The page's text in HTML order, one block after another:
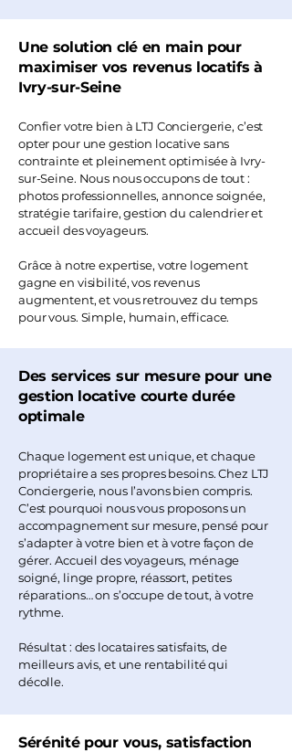
Une solution clé en main pour
maximiser vos revenus locatifs à
Ivry-sur-Seine
Confier votre bien à LTJ Conciergerie, c’est
opter pour une gestion locative sans
contrainte et pleinement optimisée à Ivry-
sur-Seine. Nous nous occupons de tout :
photos professionnelles, annonce soignée,
stratégie tarifaire, gestion du calendrier et
accueil des voyageurs.
Grâce à notre expertise, votre logement
gagne en visibilité, vos revenus
augmentent, et vous retrouvez du temps
pour vous. Simple, humain, efficace.
Des services sur mesure pour une
gestion locative courte durée
optimale
Chaque logement est unique, et chaque
propriétaire a ses propres besoins. Chez LTJ
Conciergerie, nous l’avons bien compris.
C’est pourquoi nous vous proposons un
accompagnement sur mesure, pensé pour
s’adapter à votre bien et à votre façon de
gérer. Accueil des voyageurs, ménage
soigné, linge propre, réassort, petites
réparations… on s’occupe de tout, à votre
rythme.
Résultat : des locataires satisfaits, de
meilleurs avis, et une rentabilité qui
décolle.
Sérénité pour vous, satisfaction